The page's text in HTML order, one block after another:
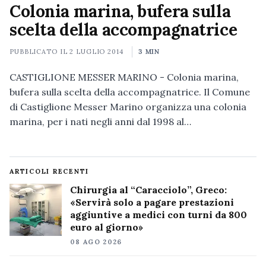
Colonia marina, bufera sulla
scelta della accompagnatrice
PUBBLICATO IL2 LUGLIO 2014 3 MIN
CASTIGLIONE MESSER MARINO - Colonia marina,
bufera sulla scelta della accompagnatrice. Il Comune
di Castiglione Messer Marino organizza una colonia
marina, per i nati negli anni dal 1998 al…
ARTICOLI RECENTI
Chirurgia al “Caracciolo”, Greco:
«Servirà solo a pagare prestazioni
aggiuntive a medici con turni da 800
euro al giorno»
08 AGO 2026